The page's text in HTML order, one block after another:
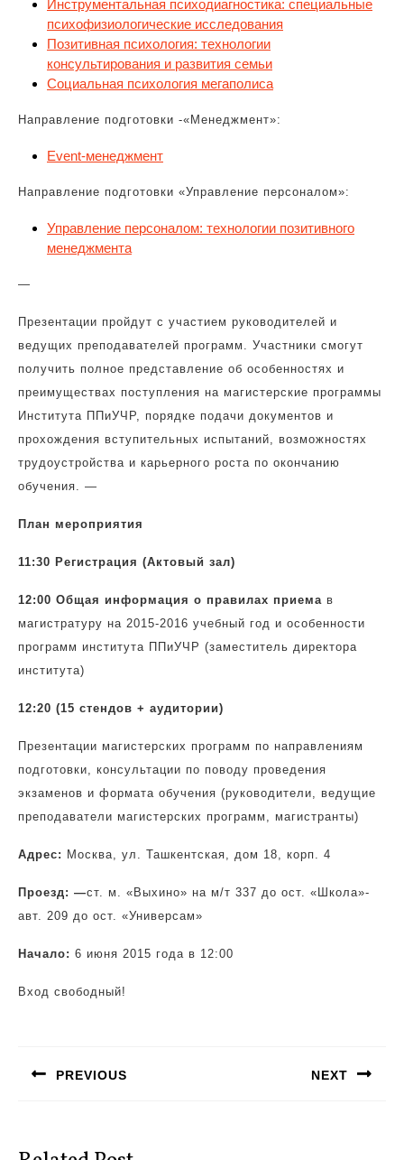
Инструментальная психодиагностика: специальные
психофизиологические исследования
Позитивная психология: технологии
консультирования и развития семьи
Социальная психология мегаполиса
Направление подготовки -«Менеджмент»:
Event-менеджмент
Направление подготовки «Управление персоналом»:
Управление персоналом: технологии позитивного
менеджмента
—
Презентации пройдут с участием руководителей и
ведущих преподавателей программ. Участники смогут
получить полное представление об особенностях и
преимуществах поступления на магистерские программы
Института ППиУЧР, порядке подачи документов и
прохождения вступительных испытаний, возможностях
трудоустройства и карьерного роста по окончанию
обучения. —
План мероприятия
11:30 Регистрация (Актовый зал)
12:00 Общая информация о правилах приема в
магистратуру на 2015-2016 учебный год и особенности
программ института ППиУЧР (заместитель директора
института)
12:20 (15 стендов + аудитории)
Презентации магистерских программ по направлениям
подготовки, консультации по поводу проведения
экзаменов и формата обучения (руководители, ведущие
преподаватели магистерских программ, магистранты)
Адрес: Москва, ул. Ташкентская, дом 18, корп. 4
Проезд: —ст. м. «Выхино» на м/т 337 до ост. «Школа»-
авт. 209 до ост. «Универсам»
Начало: 6 июня 2015 года в 12:00
Вход свободный!
записям
PREVIOUS NEXT